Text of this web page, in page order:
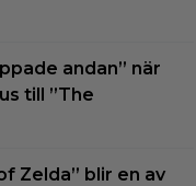
andan” när
till ”The
Zelda” blir en av